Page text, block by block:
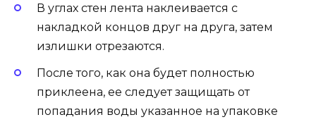
В углах стен лента наклеивается с
накладкой концов друг на друга, затем
излишки отрезаются.
После того, как она будет полностью
приклеена, ее следует защищать от
попадания воды указанное на упаковке